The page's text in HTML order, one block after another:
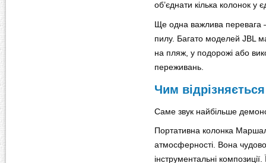
об’єднати кілька колонок у
Ще одна важлива перевага
пилу. Багато моделей JBL
на пляж, у подорожі або
переживань.
Чим
Саме звук найбільше
Портативна колонка
атмосферності. Вона
інструментальні